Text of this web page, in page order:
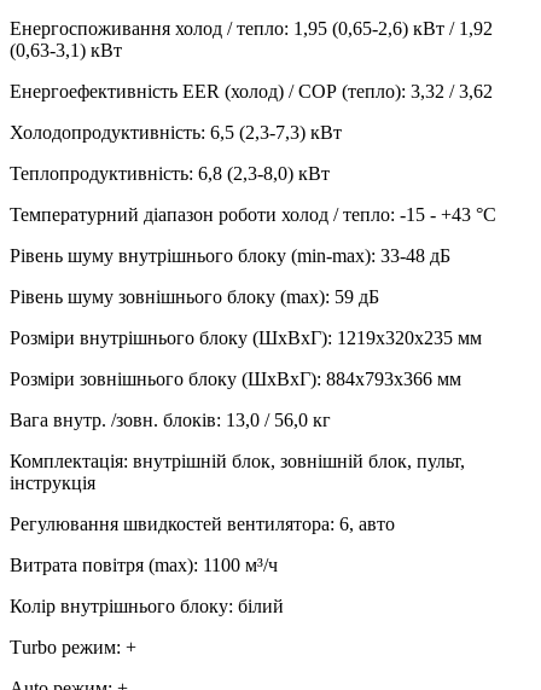
Енергоспоживання холод / тепло: 1,95 (0,65-2,6) кВт / 1,92
(0,63-3,1) кВт
Енергоефективність EER (холод) / СОР (тепло): 3,32 / 3,62
Холодопродуктивність: 6,5 (2,3-7,3) кВт
Теплопродуктивність: 6,8 (2,3-8,0) кВт
Температурний діапазон роботи холод / тепло: -15 - +43 °С
Рівень шуму внутрішнього блоку (min-max): 33-48 дБ
Рівень шуму зовнішнього блоку (max): 59 дБ
Розміри внутрішнього блоку (ШхВхГ): 1219x320x235 мм
Розміри зовнішнього блоку (ШхВхГ): 884x793x366 мм
Вага внутр. /зовн. блоків: 13,0 / 56,0 кг
Комплектація: внутрішній блок, зовнішній блок, пульт,
інструкція
Регулювання швидкостей вентилятора: 6, авто
Витрата повітря (max): 1100 м³/ч
Колір внутрішнього блоку: білий
Тurbo режим: +